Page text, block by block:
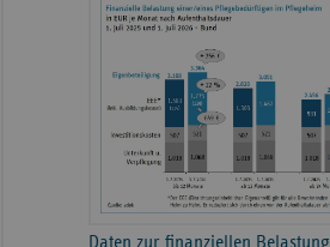
Daten zur finanziellen Belastung